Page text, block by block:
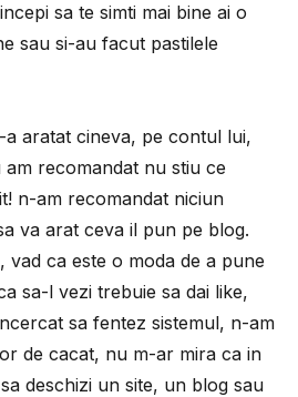
sa te simti mai bine ai o
sau si-au facut pastilele
a aratat cineva, pe contul lui,
recomandat nu stiu ce
n-am recomandat niciun
va arat ceva il pun pe blog.
vad ca este o moda de a pune
sa-l vezi trebuie sa dai like,
sa fentez sistemul, n-am
de cacat, nu m-ar mira ca in
deschizi un site, un blog sau